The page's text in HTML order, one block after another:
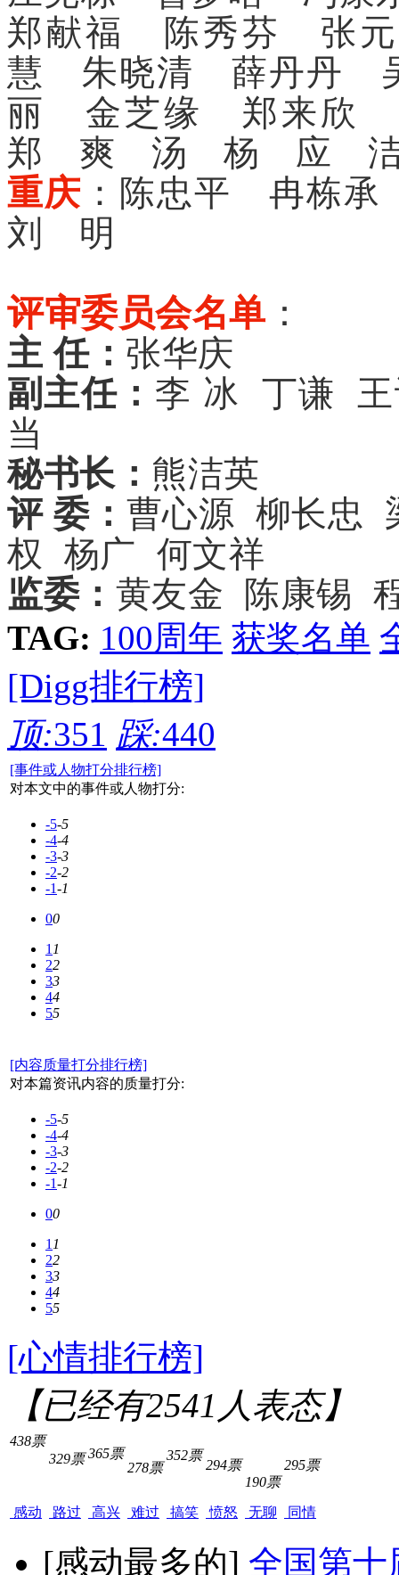
郑献福 陈秀芬 张
慧 朱晓清 薛丹丹
丽 金芝缘 郑来
郑 爽 汤 杨 应
重庆 ：陈忠平 冉栋
刘 明
评审委员会名单 ：
主 任： 张华庆
副主任： 李 冰 丁谦
当
秘书长： 熊洁英
评 委： 曹心源 柳长忠
权 杨广 何文祥
监委： 黄友金 陈康锡
TAG: 100周年 获奖名单
[Digg排行榜]
顶:351 踩:440
[事件或人物打分排行榜]
对本文中的事件或人物打分:
-5-5
-4-4
-3-3
-2-2
-1-1
00
11
22
33
44
55
[内容质量打分排行榜]
对本篇资讯内容的质量打分:
-5-5
-4-4
-3-3
-2-2
-1-1
00
11
22
33
44
55
[心情排行榜]
【已经有2541 人表态】
438票
感动
329票
路过
365票
高兴
278票
难过
352票
搞笑
294票
愤怒
190票
无聊
295票
同情
[感动最多的] 全国第十